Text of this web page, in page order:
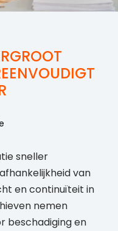
sneller
van
en continuïteit in
nemen
beschadiging en